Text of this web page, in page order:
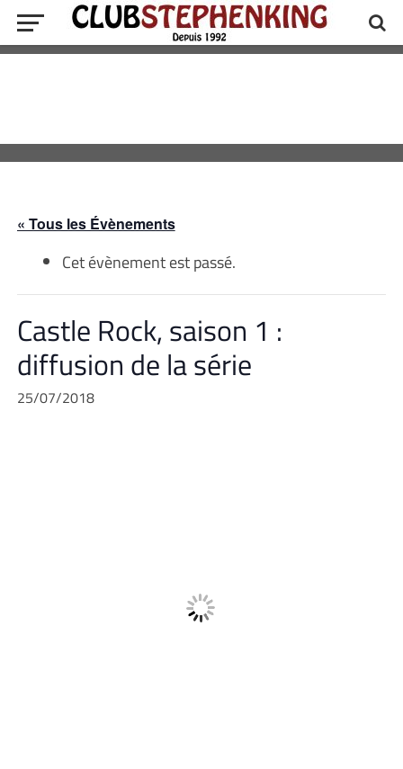
« Tous les Évènements
Cet évènement est passé.
Castle Rock, saison 1 :
diffusion de la série
25/07/2018